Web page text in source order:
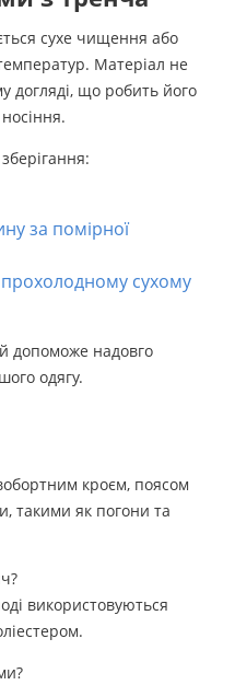
сухе чищення або
Матеріал не
догляді, що робить його
за помірної
прохолодному сухому
допоможе надовго
одягу.
кроєм, поясом
такими як погони та
використовуються